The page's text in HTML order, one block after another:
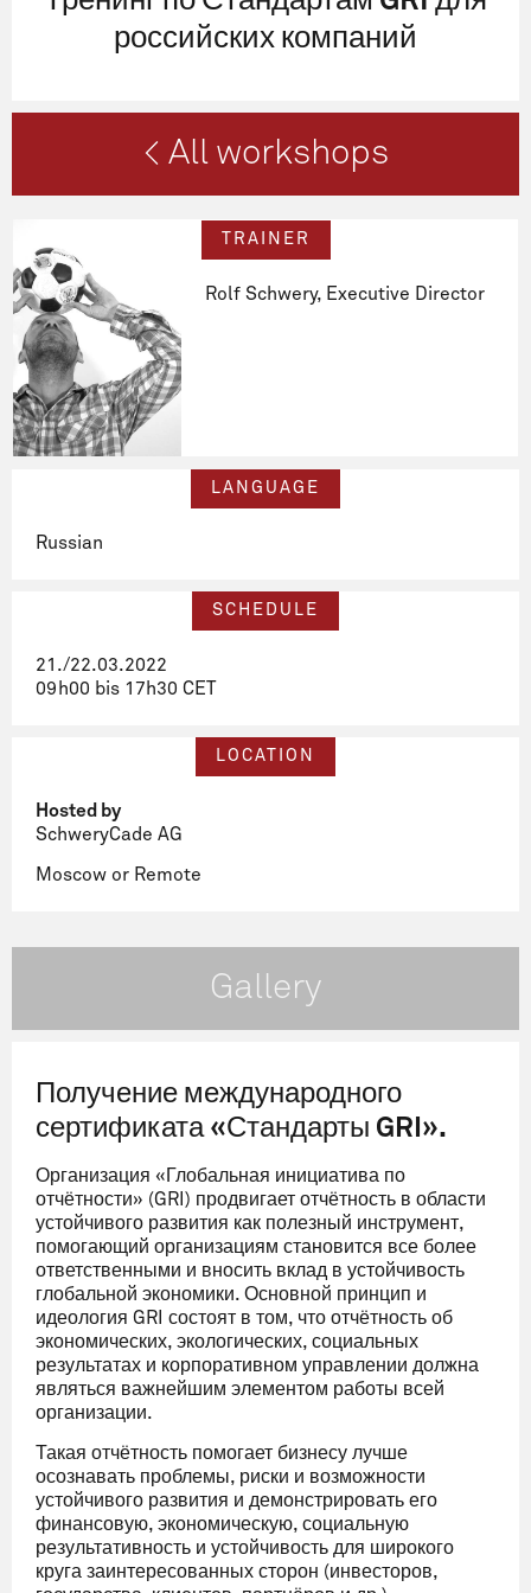
российских компаний
< All workshops
Gallery
TRAINER
Rolf Schwery, Executive Director
LANGUAGE
Russian
SCHEDULE
21./22.03.2022
09h00 bis 17h30 CET
LOCATION
Hosted by
SchweryCade AG
Moscow or Remote
Получение международного
сертификата «Стандарты GRI».
Организация «Глобальная инициатива по
отчётности» (GRI) продвигает отчётность в области
устойчивого развития как полезный инструмент,
помогающий организациям становится все более
ответственными и вносить вклад в устойчивость
глобальной экономики. Основной принцип и
идеология GRI состоят в том, что отчётность об
экономических, экологических, социальных
результатах и корпоративном управлении должна
являться важнейшим элементом работы всей
организации.
Такая отчётность помогает бизнесу лучше
осознавать проблемы, риски и возможности
устойчивого развития и демонстрировать его
финансовую, экономическую, социальную
результативность и устойчивость для широкого
круга заинтересованных сторон (инвесторов,